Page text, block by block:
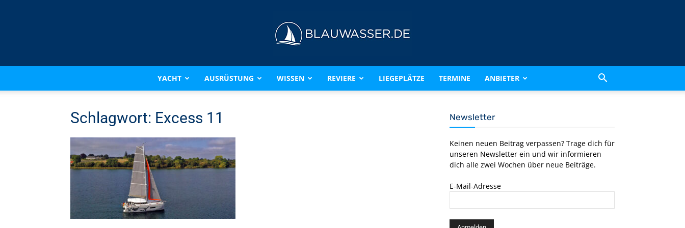
BLAUWASSER.DE
YACHT AUSRÜSTUNG WISSEN REVIERE LIEGEPLÄTZE TERMINE ANBIETER
Schlagwort: Excess 11 Newsletter
Keinen neuen Beitrag verpassen? Trage dich für
unseren Newsletter ein und wir informieren
dich alle zwei Wochen über neue Beiträge.
E-Mail-Adresse